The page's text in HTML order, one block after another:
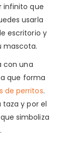
infinito que
usarla
escritorio y
mascota.
con una
que forma
de perritos.
taza y por el
simboliza